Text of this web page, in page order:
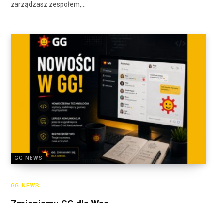
zarządzasz zespołem,…
GG NEWS
GG NEWS